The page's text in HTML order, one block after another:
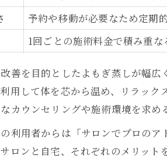
予約や移動が必要なため定期
1回ごとの施術料金で積み重な
善を目的としたよもぎ蒸しが幅
用して体を芯から温め、リラッ
カウンセリングや施術環境を求め
利用者からは「サロンでプロの
ロンと自宅、それぞれのメリッ